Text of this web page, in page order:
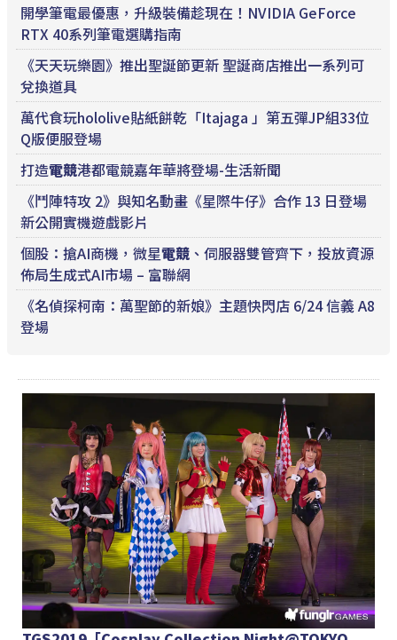
開學筆電最優惠，升級裝備趁現在！NVIDIA GeForce
RTX 40系列筆電選購指南
《天天玩樂園》推出聖誕節更新 聖誕商店推出一系列可
兌換道具
萬代食玩hololive貼紙餅乾「Itajaga 」第五彈JP組33位
Q版便服登場
打造電競港都電競嘉年華將登場-生活新聞
《鬥陣特攻 2》與知名動畫《星際牛仔》合作 13 日登場
新公開實機遊戲影片
個股：搶AI商機，微星電競 、伺服器雙管齊下，投放資源
佈局生成式AI市場 – 富聯網
《名偵探柯南：萬聖節的新娘》主題快閃店 6/24 信義 A8
登場